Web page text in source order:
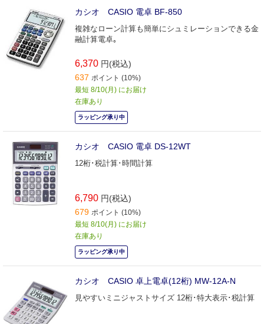
カシオ CASIO 電卓 BF-850
複雑なローン計算も簡単にシュミレーションできる金
融計算電卓｡
6,370 円(税込)
637 ポイント (10%)
最短 8/10(月) にお届け
在庫あり
ラッピング承り中
カシオ CASIO 電卓 DS-12WT
12桁･税計算･時間計算
6,790 円(税込)
679 ポイント (10%)
最短 8/10(月) にお届け
在庫あり
ラッピング承り中
カシオ CASIO 卓上電卓(12桁) MW-12A-N
見やすいミニジャストサイズ 12桁･特大表示･税計算